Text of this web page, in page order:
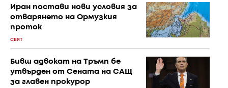
Иран постави нови условия за
отварянето на Ормузкия
проток
СВЯТ
Бивш адвокат на Тръмп бе
утвърден от Сената на САЩ
за главен прокурор